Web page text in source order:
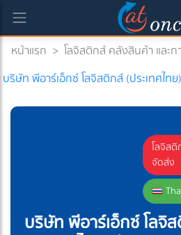
หน้าแรก > โลจิสติกส์ คลังสินค้า และ
บริษัท พีอาร์เอ็กซ์ โลจิสติกส์ (ประเทศไท
โลจิสติ
จัดส่ง
บริษัท พีอาร์เอ็กซ์ โลจิ